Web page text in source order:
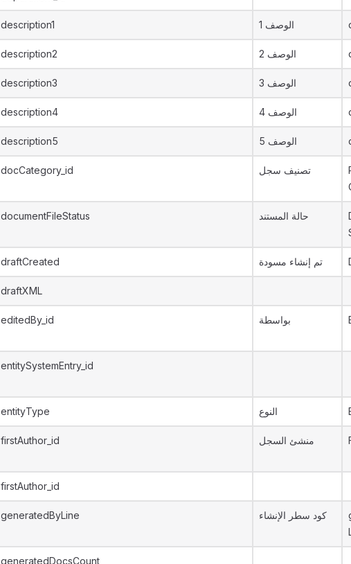
description1 الوصف 1
description2 الوصف 2
description3 الوصف 3
description4 الوصف 4
description5 الوصف 5
docCategory_id تصنيف سجل
documentFileStatus حالة المستند
draftCreated تم إنشاء مسودة
draftXML
editedBy_id بواسطة
entitySystemEntry_id
entityType النوع
firstAuthor_id منشئ السجل
firstAuthor_id
generatedByLine كود سطر الإنشاء
generatedDocsCount